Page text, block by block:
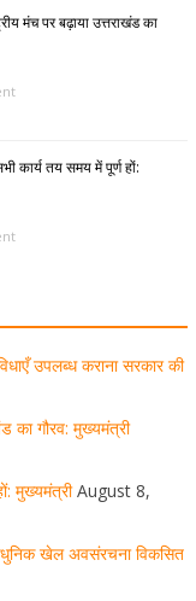
मंच पर बढ़ाया उत्तराखंड का
कार्य तय समय में पूर्ण हों:
बनाने की दिशा में तेजी से आगे
परियोजना
उपलब्ध कराना सरकार की
का गौरव: मुख्यमंत्री
मुख्यमंत्री August 8,
खेल अवसंरचना विकसित